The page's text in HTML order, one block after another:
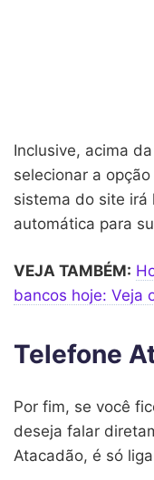
Inclusive, acima
selecionar a opção
sistema do site irá
automática para
VEJA TAMBÉM:
bancos hoje: Veja
Telefone
Por fim, se você
deseja falar
Atacadão, é só